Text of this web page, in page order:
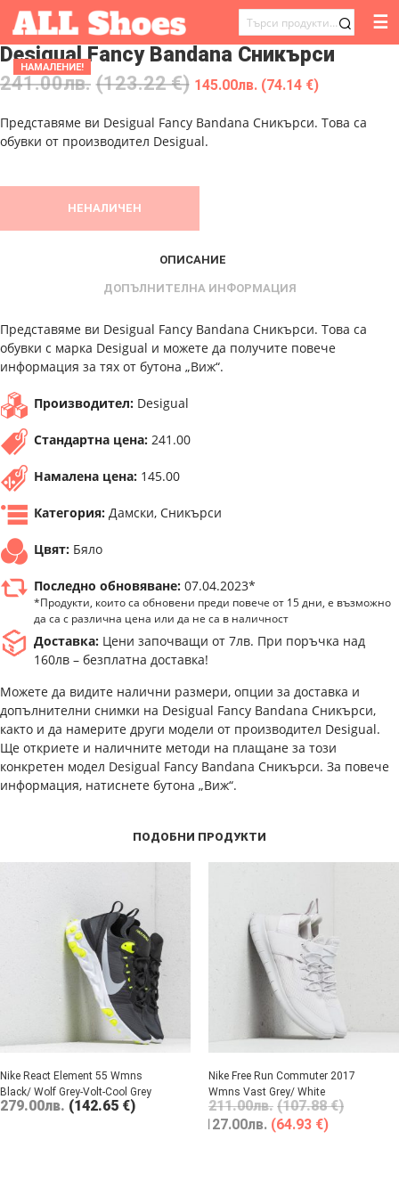
ТЪРСЕНЕ
ЗА:
☰
НАМАЛЕНИЕ!
Desigual Fancy Bandana Сникърси
241.00лв. (123.22 €) 145.00лв. (74.14 €)
Представяме ви Desigual Fancy Bandana Сникърси. Това са
обувки от производител Desigual.
НЕНАЛИЧЕН
ОПИСАНИЕ
ДОПЪЛНИТЕЛНА ИНФОРМАЦИЯ
Представяме ви Desigual Fancy Bandana Сникърси. Това са
обувки с марка Desigual и можете да получите повече
информация за тях от бутона „Виж“.
Производител: Desigual
Стандартна цена: 241.00
Намалена цена: 145.00
Категория: Дамски, Сникърси
Цвят: Бяло
Последно обновяване: 07.04.2023*
*Продукти, които са обновени преди повече от 15 дни, е възможно
да са с различна цена или да не са в наличност
Доставка: Цени започващи от 7лв. При поръчка над
160лв – безплатна доставка!
Можете да видите налични размери, опции за доставка и
допълнителни снимки на Desigual Fancy Bandana Сникърси,
както и да намерите други модели от производител Desigual.
Ще откриете и наличните методи на плащане за този
конкретен модел Desigual Fancy Bandana Сникърси. За повече
информация, натиснете бутона „Виж“.
ПОДОБНИ ПРОДУКТИ
Nike React Element 55 Wmns
Black/ Wolf Grey-Volt-Cool Grey
279.00лв. (142.65 €)
Nike Free Run Commuter 2017
Wmns Vast Grey/ White
211.00лв. (107.88 €)
127.00лв. (64.93 €)